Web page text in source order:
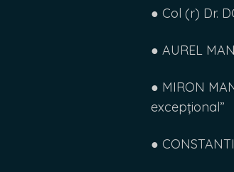
● Col (r) Dr.
● AUREL
● MIRON
excepțional”
●